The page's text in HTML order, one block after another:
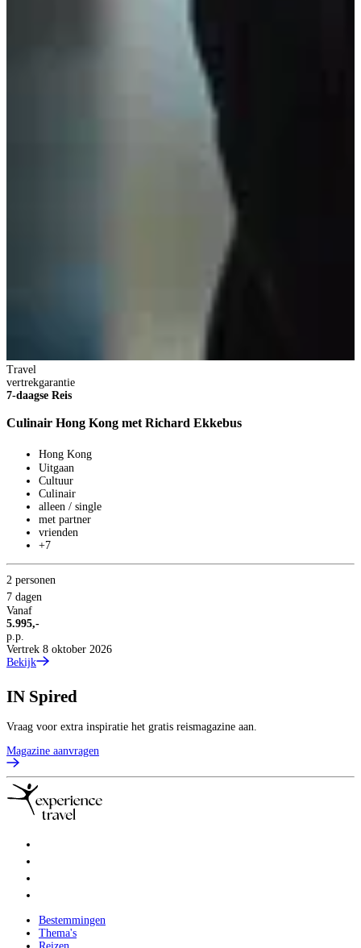
Travel
vertrekgarantie
7-daagse Reis
Culinair Hong Kong met Richard Ekkebus
Hong Kong
Uitgaan
Cultuur
Culinair
alleen / single
met partner
vrienden
+7
2 personen
7 dagen
Vanaf
5.995,-
p.p.
Vertrek 8 oktober 2026
Bekijk
IN Spired
Vraag voor extra inspiratie het gratis reismagazine aan.
Magazine aanvragen
Bestemmingen
Thema's